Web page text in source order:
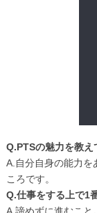
Q.PTSの魅力を教え
A.自分自身の能力を
ころです。
Q.仕事をする上で1